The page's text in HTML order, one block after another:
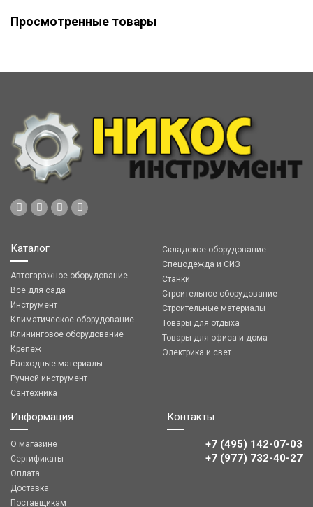
Просмотренные товары
Каталог
Автогаражное оборудование
Все для сада
Инструмент
Климатическое оборудование
Клининговое оборудование
Крепеж
Расходные материалы
Ручной инструмент
Сантехника
Складское оборудование
Спецодежда и СИЗ
Станки
Строительное оборудование
Строительные материалы
Товары для отдыха
Товары для офиса и дома
Электрика и свет
Информация
О магазине
Сертификаты
Оплата
Доставка
Поставщикам
Контакты
+7 (495) 142-07-03
‎‎+7 (977) 732-40-27